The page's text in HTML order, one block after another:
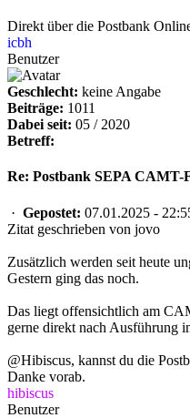
Direkt über die Postbank
icbh
Benutzer
Geschlecht: keine Angabe
Beiträge: 1011
Dabei seit: 05 / 2020
Betreff:
Re: Postbank SEPA CAMT-
· Gepostet: 07.01.2025 -
Zitat geschrieben von jovo
Zusätzlich werden seit heute
Gestern ging das noch.
Das liegt offensichtlich am
gerne direkt nach Ausführung
@Hibiscus, kannst du die
Danke vorab.
hibiscus
Benutzer